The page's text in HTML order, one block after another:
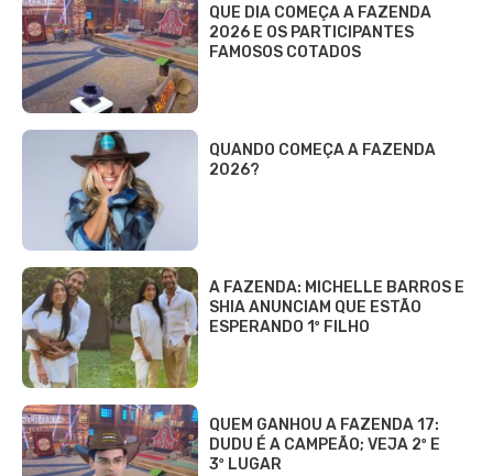
QUE DIA COMEÇA A FAZENDA
2026 E OS PARTICIPANTES
FAMOSOS COTADOS
QUANDO COMEÇA A FAZENDA
2026?
A FAZENDA: MICHELLE BARROS E
SHIA ANUNCIAM QUE ESTÃO
ESPERANDO 1º FILHO
QUEM GANHOU A FAZENDA 17:
DUDU É A CAMPEÃO; VEJA 2º E
3º LUGAR